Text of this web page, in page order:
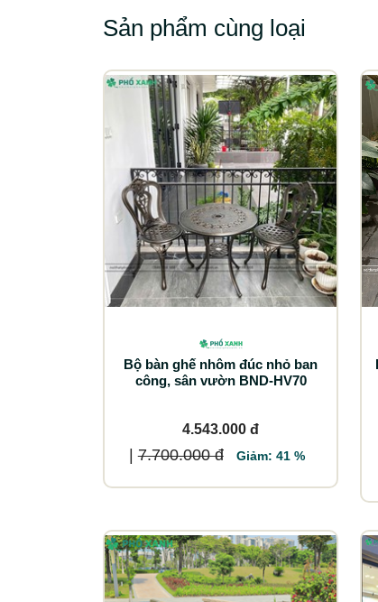
Sản phẩm cùng loại
Bộ bàn ghế nhôm đúc nhỏ ban
công, sân vườn BND-HV70
4.543.000 đ
| 7.700.000 đ Giảm: 41 %